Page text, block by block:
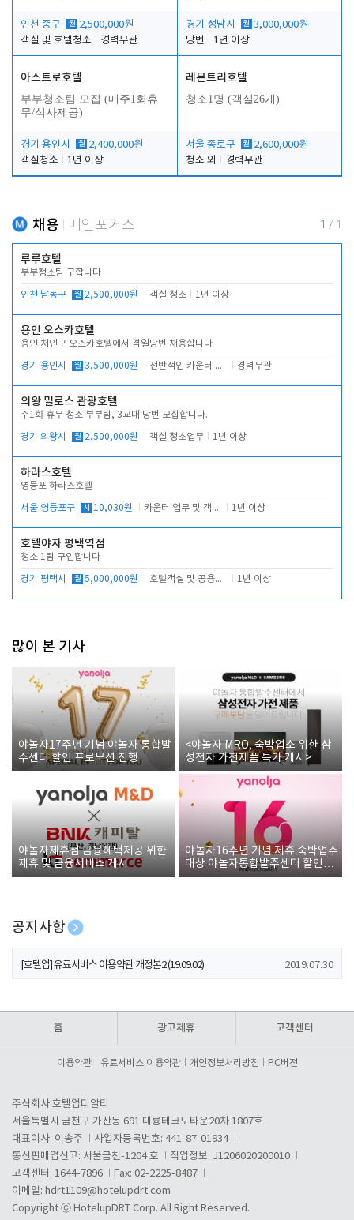
인천 중구 월 2,500,000원
객실 및 호텔청소
경력무관
경기 성남시 월 3,000,000원
당번
1년 이상
아스트로호텔
부부청소팀 모집 (매주1회휴
무/식사제공)
경기 용인시 월 2,400,000원
객실청소
1년 이상
레몬트리호텔
청소1명 (객실26개)
서울 종로구 월 2,600,000원
청소 외
경력무관
채용 메인포커스 1 / 1
루루호텔
부부청소팀 구합니다
인천 남동구 월 2,500,000원 객실 청소 1년 이상
용인 오스카호텔
용인 처인구 오스카호텔에서 격일당번 채용합니다
경기 용인시 월 3,500,000원 전반적인 카운터 업무 경력무관
의왕 밀로스 관광호텔
주1회 휴무 청소 부부팀, 3교대 당번 모집합니다.
경기 의왕시 월 2,500,000원 객실 청소업무 1년 이상
하라스호텔
영등포 하라스호텔
서울 영등포구 시 10,030원 카운터 업무 및 객실관리(청소상태 확인, 객실판매) 1년 이상
호텔야자 평택역점
청소 1팀 구인합니다
경기 평택시 월 5,000,000원 호텔객실 및 공용시설 청소 관리 1년 이상
많이 본 기사
야놀자17주년 기념 야놀자 통합발
주센터 할인 프로모션 진행
<야놀자 MRO, 숙박업소 위한 삼
성전자 가전제품 특가 개시>
야놀자제휴점 금융혜택제공 위한
제휴 및 금융서비스 게시
야놀자16주년 기념 제휴 숙박업주
대상 야놀자통합발주센터 할인쿠
폰 증정
공지사항
[호텔업] 개인정보 처리방침 개정본1 (19.09.02)
[호텔업] 유료서비스 이용약관 개정본2 (19.09.02) 2019.07.30
홈 광고제휴 고객센터
이용약관 유료서비스 이용약관 개인정보처리방침 PC버전
주식회사 호텔업디알티
서울특별시 금천구 가산동 691 대륭테크노타운20차 1807호
대표이사: 이송주
사업자등록번호: 441-87-01934
통신판매업신고: 서울금천-1204 호
직업정보: J1206020200010
고객센터: 1644-7896
Fax: 02-2225-8487
이메일: hdrt1109@hotelupdrt.com
Copyright ⓒ HotelupDRT Corp. All Right Reserved.